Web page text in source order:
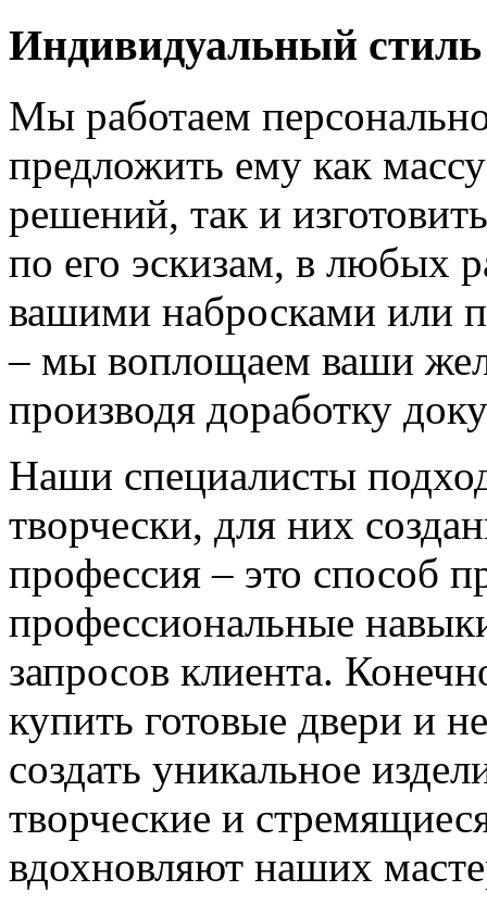
Индивидуальный стиль
Мы работаем
предложить ему как
решений, так и
по его эскизам, в любых
вашими набросками или
– мы воплощаем ваши
производя доработку
Наши специалисты
творчески, для них
профессия – это способ
профессиональные
запросов клиента.
купить готовые двери и
создать уникальное
творческие и
вдохновляют наших